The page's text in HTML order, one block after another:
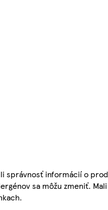
správnosť informácií o
sa môžu zmeniť.